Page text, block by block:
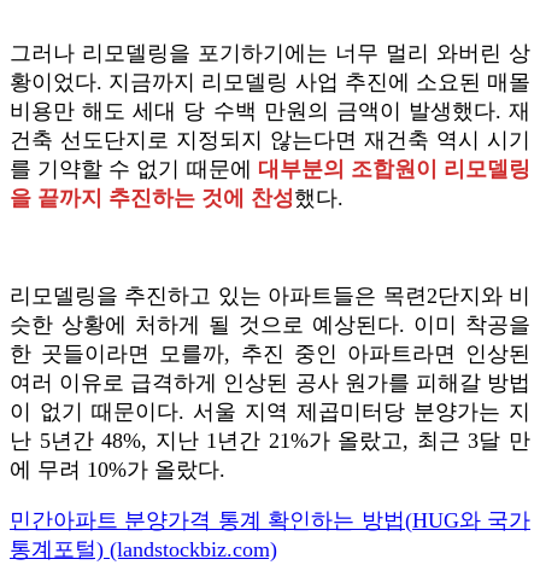
그러나 리모델링을 포기하기에는 너무 멀리 와버린 상
황이었다. 지금까지 리모델링 사업 추진에 소요된 매몰
비용만 해도 세대 당 수백 만원의 금액이 발생했다. 재
건축 선도단지로 지정되지 않는다면 재건축 역시 시기
를 기약할 수 없기 때문에 대부분의 조합원이 리모델링
을 끝까지 추진하는 것에 찬성했다.
리모델링을 추진하고 있는 아파트들은 목련2단지와 비
슷한 상황에 처하게 될 것으로 예상된다. 이미 착공을
한 곳들이라면 모를까, 추진 중인 아파트라면 인상된
여러 이유로 급격하게 인상된 공사 원가를 피해갈 방법
이 없기 때문이다. 서울 지역 제곱미터당 분양가는 지
난 5년간 48%, 지난 1년간 21%가 올랐고, 최근 3달 만
에 무려 10%가 올랐다.
민간아파트 분양가격 통계 확인하는 방법(HUG와 국가
통계포털) (landstockbiz.com)